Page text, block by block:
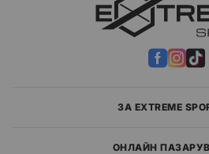
ЗА EXTREME
ОНЛАЙН